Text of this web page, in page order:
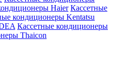
Haier Кассетные
кондиционеры Kentatsu
Кассетные кондиционеры
Thaicon